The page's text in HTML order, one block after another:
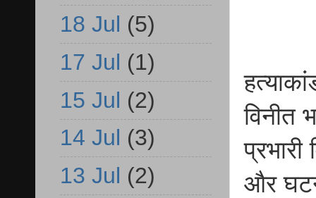
विनीत
और
18 Jul (5)
17 Jul (1)
15 Jul (2)
14 Jul (3)
13 Jul (2)